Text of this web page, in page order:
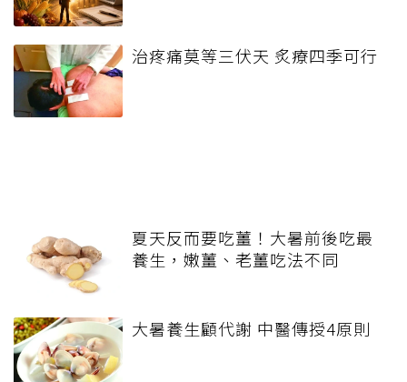
治疼痛莫等三伏天 炙療四季可行
夏天反而要吃薑！大暑前後吃最
養生，嫩薑、老薑吃法不同
大暑養生顧代謝 中醫傳授4原則